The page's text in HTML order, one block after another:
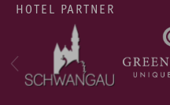
HOTEL PARTNER